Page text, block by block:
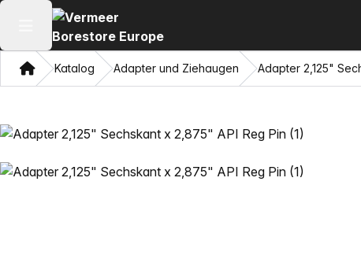
Hauptmenü öffnen
HeimKatalog Adapter und Ziehaugen Adapter 2,125"